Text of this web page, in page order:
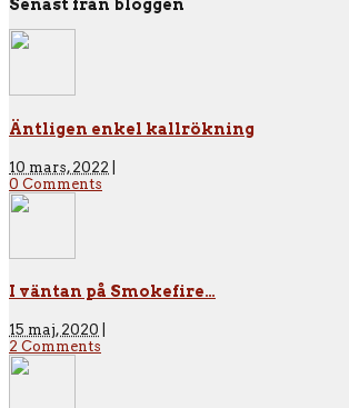
Senast från bloggen
Äntligen enkel kallrökning
10 mars, 2022
0 Comments
I väntan på Smokefire…
15 maj, 2020
2 Comments